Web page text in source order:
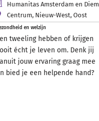
Humanitas Amsterdam en
Centrum, Nieuw-West,Oost
en welzijn
tweeling hebben of krijgen
écht je leven om. Denk jij
jouw ervaring graag mee
bied je een helpende hand?